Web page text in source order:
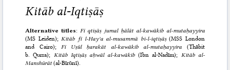
Kitāb al-Iqtiṣāṣ
Alternative titles: Fī qtiṣāṣ jumal ḥālāt al-kawākib al-mutaḥayyira
(MS Leiden); Kitāb fī l-Hayʾa al-musammā bi-l-iqtiṣāṣ(MSS London
and Cairo); Fī Uṣūl ḥarakāt al-kawākib al-mutaḥayyira (Thābit
b. Qurra);
Kitāb Iqtiṣāṣ aḥwāl al-kawākib (Ibn al-Nadīm);
Kitāb al-
Manshūrāt(al-Bīrūnī).